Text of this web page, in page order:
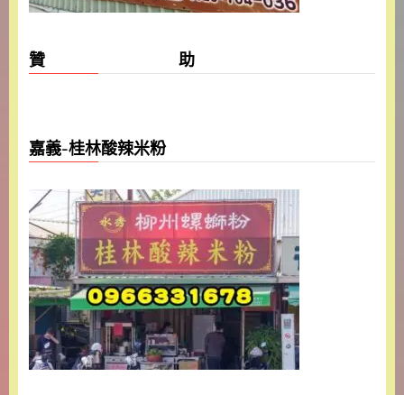
贊 助
嘉義-桂林酸辣米粉